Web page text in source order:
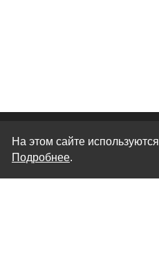
На этом сайте
Подробнее.